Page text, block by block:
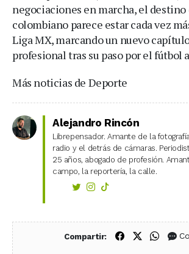
negociaciones en marcha, el
colombiano parece estar cada vez
Liga MX, marcando un nuevo
profesional tras su paso por el fútbol
Más noticias de Deporte
Alejandro Rincón
Librepensador. Amante de la
radio y el detrás de cámaras.
25 años, abogado de profesión.
campo, la reportería, la calle.
Compartir: Compartir en
Compartir